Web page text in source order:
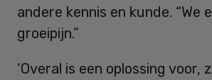
andere kennis en kunde. “We
groeipijn.”
‘Overal is een oplossing voor,